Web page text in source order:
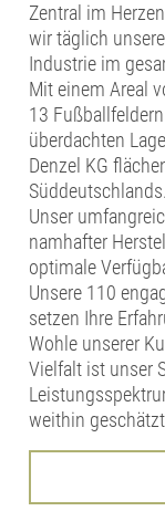
Zentral im
wir täglich
Industrie im
Mit einem Areal
13
überdachten
Denzel KG
Süddeutschlands.
Unser
namhafter
optimale
Unsere 110
setzen Ihre
Wohle unserer
Vielfalt ist unser
weithin